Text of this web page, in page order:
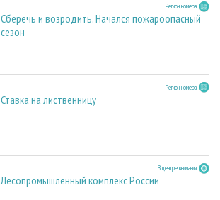
Регион номера
Сберечь и возродить. Начался пожароопасный
сезон
Регион номера
Ставка на лиственницу
В центре внимания
Лесопромышленный комплекс России